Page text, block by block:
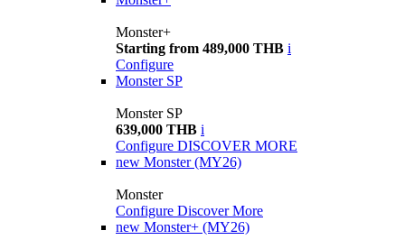
Monster+
Starting from 489,000 THB i
Configure
Monster SP
Monster SP
639,000 THB i
Configure DISCOVER MORE
new Monster (MY26)
Monster
Configure Discover More
new Monster+ (MY26)